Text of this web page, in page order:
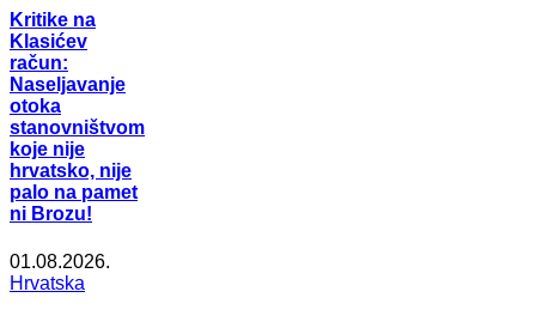
Kritike na
Klasićev
račun:
Naseljavanje
otoka
stanovništvom
koje nije
hrvatsko, nije
palo na pamet
ni Brozu!
01.08.2026.
Hrvatska